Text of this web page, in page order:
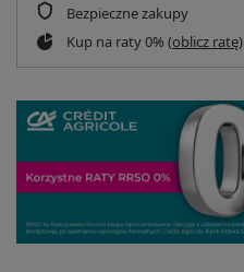
Bezpieczne zakupy
Kup na raty 0% (oblicz ratę)